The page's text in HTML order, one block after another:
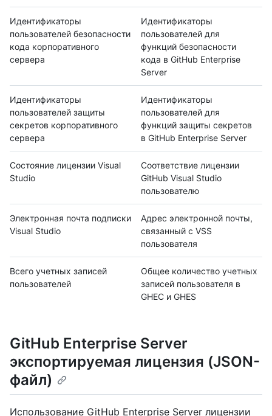
Идентификаторы
пользователей безопасности
кода корпоративного
сервера
Идентификаторы
пользователей для
функций безопасности
кода в GitHub Enterprise
Server
Идентификаторы
пользователей защиты
секретов корпоративного
сервера
Идентификаторы
пользователей для
функций защиты секретов
в GitHub Enterprise Server
Состояние лицензии Visual
Studio
Соответствие лицензии
GitHub Visual Studio
пользователю
Электронная почта подписки
Visual Studio
Адрес электронной почты,
связанный с VSS
пользователя
Всего учетных записей
пользователей
Общее количество учетных
записей пользователя в
GHEC и GHES
GitHub Enterprise Server
экспортируемая лицензия (JSON-
файл)
Использование GitHub Enterprise Server лицензии